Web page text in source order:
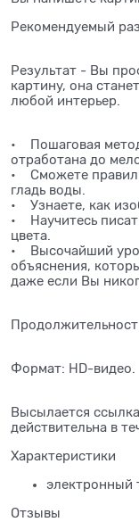
Рекомендуемый
Результат - Вы
картину, она
любой интерьер.
• Пошаговая
отработана до
• Сможете
гладь воды.
• Узнаете, как
• Научитесь
цвета.
• Высочайший
объяснения,
даже если Вы
Формат: HD-видео.
Высылается
действительна в
Характеристики
электронный
Отзывы